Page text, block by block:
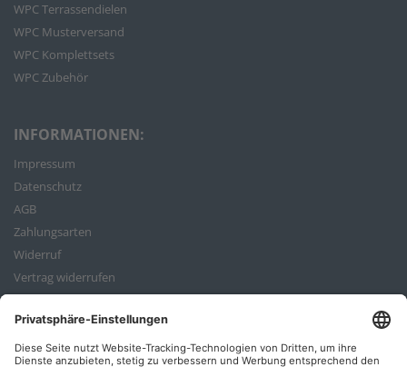
WPC Terrassendielen
WPC Musterversand
WPC Komplettsets
WPC Zubehör
INFORMATIONEN:
Impressum
Datenschutz
AGB
Zahlungsarten
Widerruf
Vertrag widerrufen
Bestellvorgang
ZAHLUNGSARTEN: